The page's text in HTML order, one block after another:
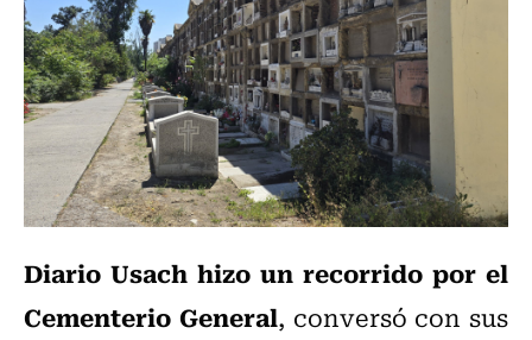
Diario Usach hizo un recorrido por el
Cementerio General, conversó con sus